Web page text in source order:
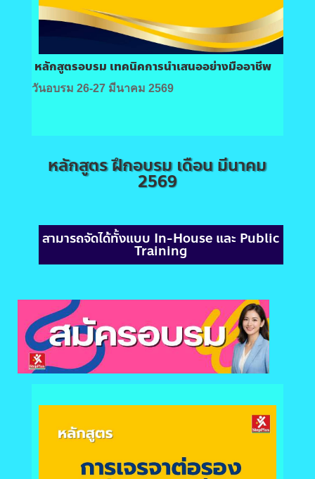
หลักสูตรอบรม เทคนิคการนำเสนออย่างมืออาชีพ
วันอบรม 26-27 มีนาคม 2569
หลักสูตร ฝึกอบรม เดือน มีนาคม
2569
สามารถจัดได้ทั้งแบบ In-House และ Public
Training